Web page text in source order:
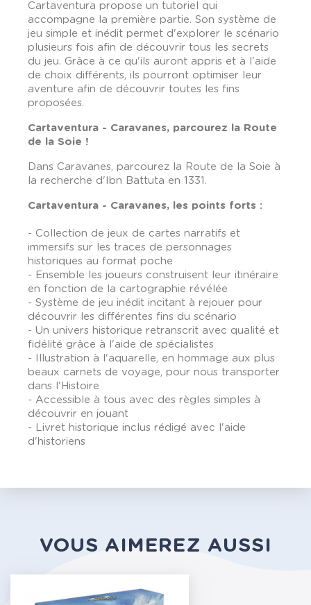
Cartaventura propose un tutoriel qui
accompagne la première partie. Son système de
jeu simple et inédit permet d'explorer le scénario
plusieurs fois afin de découvrir tous les secrets
du jeu. Grâce à ce qu'ils auront appris et à l'aide
de choix différents, ils pourront optimiser leur
aventure afin de découvrir toutes les fins
proposées.
Cartaventura - Caravanes, parcourez la Route
de la Soie !
Dans Caravanes, parcourez la Route de la Soie à
la recherche d'Ibn Battuta en 1331.
Cartaventura - Caravanes, les points forts :
- Collection de jeux de cartes narratifs et
immersifs sur les traces de personnages
historiques au format poche
- Ensemble les joueurs construisent leur itinéraire
en fonction de la cartographie révélée
- Système de jeu inédit incitant à rejouer pour
découvrir les différentes fins du scénario
- Un univers historique retranscrit avec qualité et
fidélité grâce à l'aide de spécialistes
- Illustration à l'aquarelle, en hommage aux plus
beaux carnets de voyage, pour nous transporter
dans l'Histoire
- Accessible à tous avec des règles simples à
découvrir en jouant
- Livret historique inclus rédigé avec l'aide
d'historiens
VOUS AIMEREZ AUSSI